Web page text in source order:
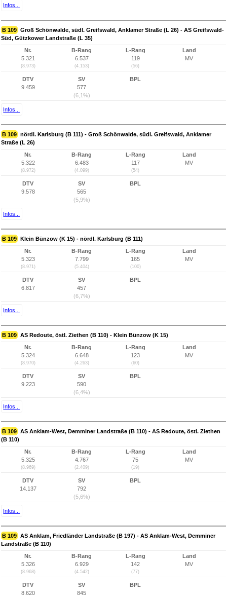
Infos...
B 109 Groß Schönwalde, südl. Greifswald, Anklamer Straße (L 26) - AS Greifswald-
Süd, Gützkower Landstraße (L 35)
Nr.
5.321
(8.973)
B-Rang
6.537
(4.153)
L-Rang
119
(56)
Land
MV
DTV
9.459
SV
577
(6,1%)
BPL
Infos...
B 109 nördl. Karlsburg (B 111) - Groß Schönwalde, südl. Greifswald, Anklamer
Straße (L 26)
Nr.
5.322
(8.972)
B-Rang
6.483
(4.099)
L-Rang
117
(54)
Land
MV
DTV
9.578
SV
565
(5,9%)
BPL
Infos...
B 109 Klein Bünzow (K 15) - nördl. Karlsburg (B 111)
Nr.
5.323
(8.971)
B-Rang
7.799
(5.404)
L-Rang
165
(100)
Land
MV
DTV
6.817
SV
457
(6,7%)
BPL
Infos...
B 109 AS Redoute, östl. Ziethen (B 110) - Klein Bünzow (K 15)
Nr.
5.324
(8.970)
B-Rang
6.648
(4.263)
L-Rang
123
(60)
Land
MV
DTV
9.223
SV
590
(6,4%)
BPL
Infos...
B 109 AS Anklam-West, Demminer Landstraße (B 110) - AS Redoute, östl. Ziethen
(B 110)
Nr.
5.325
(8.969)
B-Rang
4.767
(2.409)
L-Rang
75
(19)
Land
MV
DTV
14.137
SV
792
(5,6%)
BPL
Infos...
B 109 AS Anklam, Friedländer Landstraße (B 197) - AS Anklam-West, Demminer
Landstraße (B 110)
Nr.
5.326
(8.968)
B-Rang
6.929
(4.542)
L-Rang
142
(77)
Land
MV
DTV
8.620
SV
845
BPL